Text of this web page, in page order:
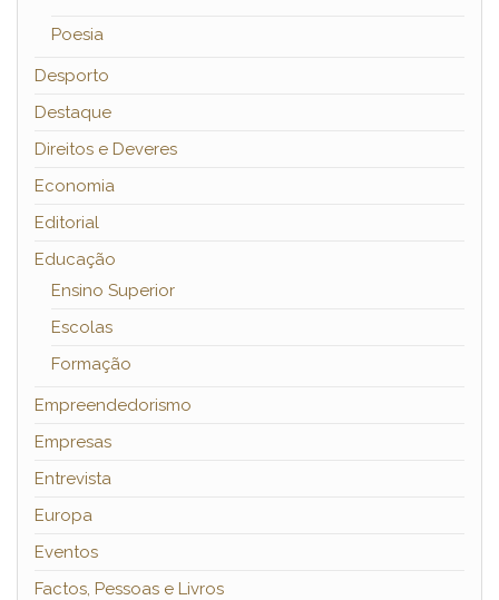
Poesia
Desporto
Destaque
Direitos e Deveres
Economia
Editorial
Educação
Ensino Superior
Escolas
Formação
Empreendedorismo
Empresas
Entrevista
Europa
Eventos
Factos, Pessoas e Livros